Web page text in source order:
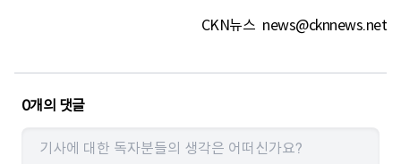
CKN뉴스 news@cknnews.net
0개의 댓글